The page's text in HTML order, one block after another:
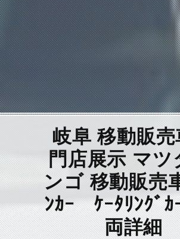
岐阜 移動販
門店展示 マツ
ンゴ 移動販売
ﾝｶｰ ｹｰﾀﾘﾝｸﾞｶ
両詳細